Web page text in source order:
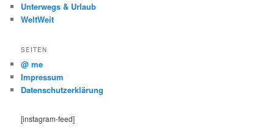
Unterwegs & Urlaub
WeltWeit
SEITEN
@ me
Impressum
Datenschutzerklärung
[instagram-feed]